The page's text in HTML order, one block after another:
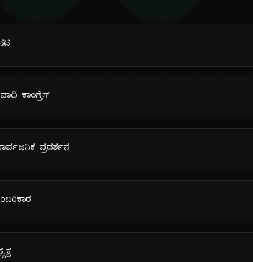
ಕಾಂಗ್ರೆಸ್
ಪ್ರದರ್ಶನ